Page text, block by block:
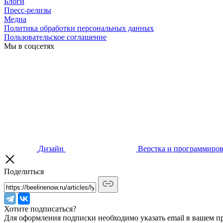
Пресс-релизы
Медиа
Политика обработки персональных данных
Пользовательское соглашение
Мы в соцсетях
Дизайн Верстка и
Поделиться
Хотите подписаться?
Для оформления подписки необходимо указать email в вашем